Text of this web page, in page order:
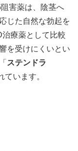
害薬は、陰茎へ
じた自然な勃起を
療薬として比較
を受けにくいとい
ステンドラ
ています。